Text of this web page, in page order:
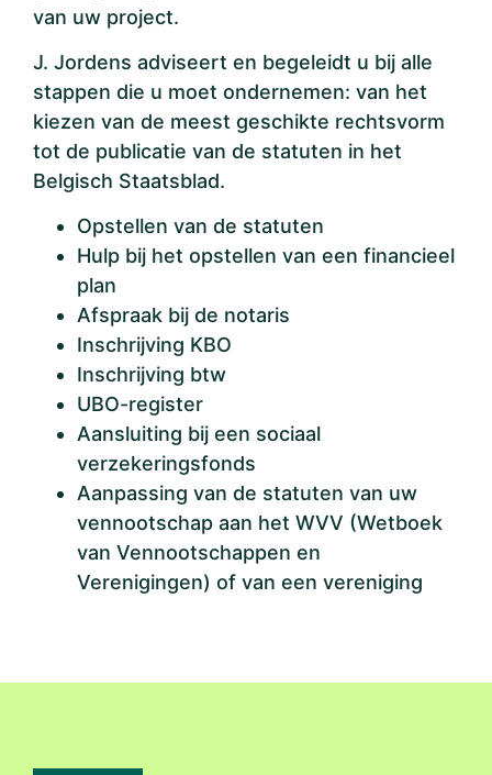
van uw project.
J. Jordens adviseert en begeleidt u bij alle
stappen die u moet ondernemen: van het
kiezen van de meest geschikte rechtsvorm
tot de publicatie van de statuten in het
Belgisch Staatsblad.
Opstellen van de statuten
Hulp bij het opstellen van een financieel
plan
Afspraak bij de notaris
Inschrijving KBO
Inschrijving btw
UBO-register
Aansluiting bij een sociaal
verzekeringsfonds
Aanpassing van de statuten van uw
vennootschap aan het WVV (Wetboek
van Vennootschappen en
Verenigingen) of van een vereniging